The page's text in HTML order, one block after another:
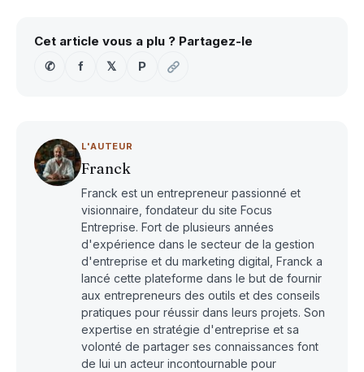
Cet article vous a plu ? Partagez-le
✆
f 𝕏 P
L'AUTEUR
Franck
Franck est un entrepreneur passionné et
visionnaire, fondateur du site Focus
Entreprise. Fort de plusieurs années
d'expérience dans le secteur de la gestion
d'entreprise et du marketing digital, Franck a
lancé cette plateforme dans le but de fournir
aux entrepreneurs des outils et des conseils
pratiques pour réussir dans leurs projets. Son
expertise en stratégie d'entreprise et sa
volonté de partager ses connaissances font
de lui un acteur incontournable pour